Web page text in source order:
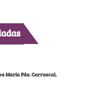
María Fda. Carrascal,